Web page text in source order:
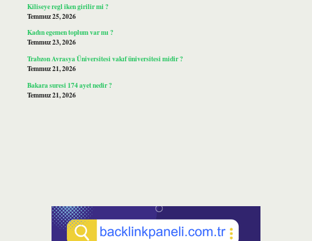
Kiliseye regl iken girilir mi ?
Temmuz 25, 2026
Kadın egemen toplum var mı ?
Temmuz 23, 2026
Trabzon Avrasya Üniversitesi vakıf üniversitesi midir ?
Temmuz 21, 2026
Bakara suresi 174 ayet nedir ?
Temmuz 21, 2026